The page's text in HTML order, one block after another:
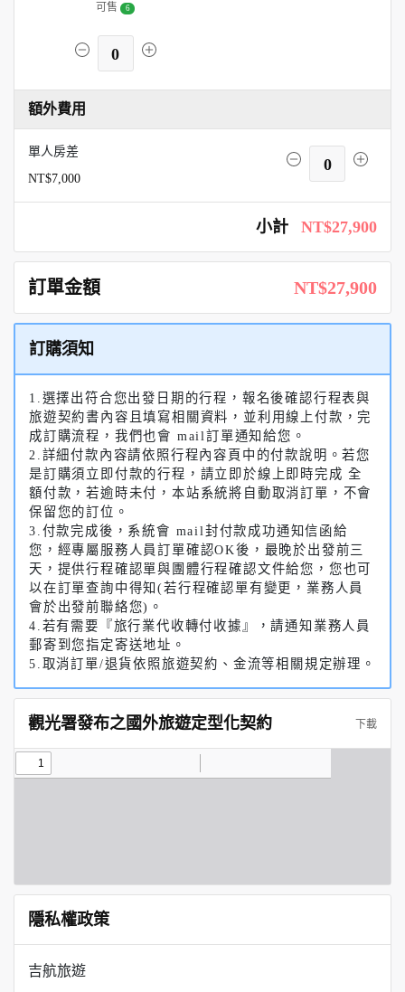
可售 6
0
額外費用
單人房差
NT$7,000
0
小計 NT$27,900
訂單金額 NT$27,900
訂購須知
1.選擇出符合您出發日期的行程，報名後確認行程表與
旅遊契約書內容且填寫相關資料，並利用線上付款，完
成訂購流程，我們也會 mail訂單通知給您。
2.詳細付款內容請依照行程內容頁中的付款說明。若您
是訂購須立即付款的行程，請立即於線上即時完成 全
額付款，若逾時未付，本站系統將自動取消訂單，不會
保留您的訂位。
3.付款完成後，系統會 mail封付款成功通知信函給
您，經專屬服務人員訂單確認OK後，最晚於出發前三
天，提供行程確認單與團體行程確認文件給您，您也可
以在訂單查詢中得知(若行程確認單有變更，業務人員
會於出發前聯絡您)。
4.若有需要『旅行業代收轉付收據』，請通知業務人員
郵寄到您指定寄送地址。
5.取消訂單/退貨依照旅遊契約、金流等相關規定辦理。
觀光署發布之國外旅遊定型化契約 下載
隱私權政策
吉航旅遊